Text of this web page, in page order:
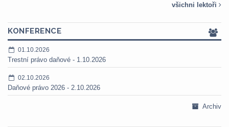
všichni lektoři
KONFERENCE
01.10.2026
Trestní právo daňové - 1.10.2026
02.10.2026
Daňové právo 2026 - 2.10.2026
Archiv